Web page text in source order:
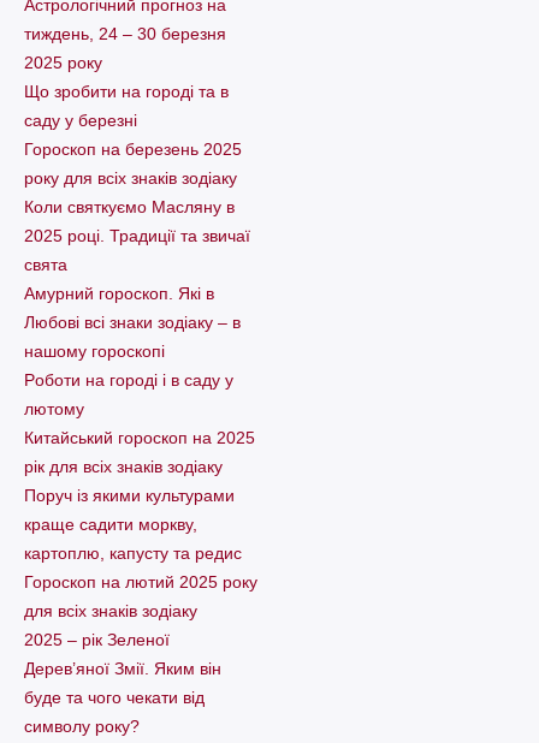
Астрологічний прогноз на
тиждень, 24 – 30 березня
2025 року
Що зробити на городі та в
саду у березні
Гороскоп на березень 2025
року для всіх знаків зодіаку
Коли святкуємо Масляну в
2025 році. Традиції та звичаї
свята
Амурний гороскоп. Які в
Любові всі знаки зодіаку – в
нашому гороскопі
Pоботи на городі і в саду у
лютому
Китайський гороскоп на 2025
рік для всіх знаків зодіаку
Поруч із якими культурами
краще садити моркву,
картоплю, капусту та редис
Гороскоп на лютий 2025 року
для всіх знаків зодіаку
2025 – рік Зеленої
Дерев’яної Змії. Яким він
буде та чого чекати від
символу року?